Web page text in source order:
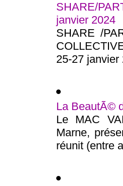
SHARE/
janvier 2024
SHARE /
25-27 janvier
La BeautÃ©
Le MAC
Marne,
réunit (entre